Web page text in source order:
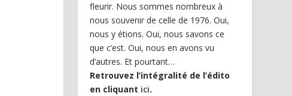
fleurir. Nous sommes nombreux à
nous souvenir de celle de 1976. Oui,
nous y étions. Oui, nous savons ce
que c’est. Oui, nous en avons vu
d’autres. Et pourtant…
Retrouvez l’intégralité de l’édito
en cliquant ici.